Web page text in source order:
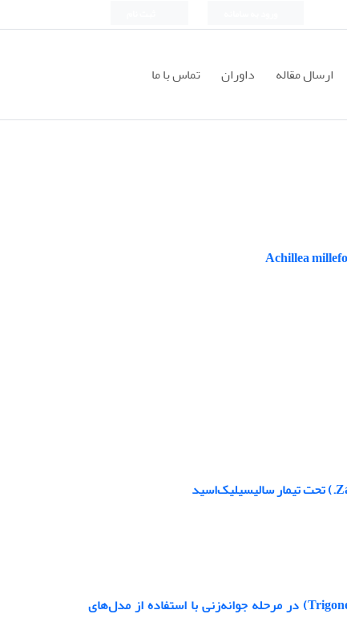
ارسال مقاله داوران تماس با ما
تعیین آستانه تحمل به شوری توده‌های مختلف شنبلیله (Trigonella Foenum-graecum L) در مرحله جوانه‌زنی با استفاده از مدل‌های